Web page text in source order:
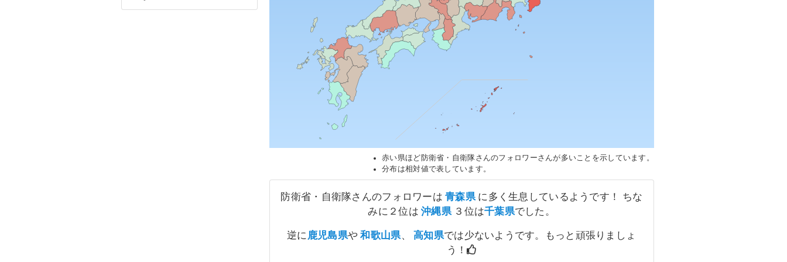
赤い県ほど防衛省・自衛隊さんのフォロワーさんが多いことを示しています。
分布は相対値で表しています。
防衛省・自衛隊さんのフォロワーは青森県に多く生息しているようです！ ちな
みに２位は沖縄県３位は千葉県でした。
逆に鹿児島県や和歌山県、高知県では少ないようです。もっと頑張りましょ
う！